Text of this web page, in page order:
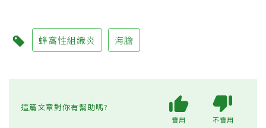
蜂窩性組織炎 海膽
這篇文章對你有幫助嗎?
實用 不實用